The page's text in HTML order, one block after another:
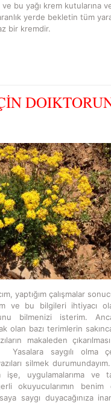
ve bu yağı krem kutularına
yerde bekletin tüm
bir kremdir.
yaptığım çalışmalar
ve bu bilgileri ihtiyacı
bilmenizi isterim.
olan bazı terimlerin
makaleden
Yasalara saygılı olma
silmek
işe, uygulamalarıma ve
okuyucularımın benim
saygı duyacağınıza